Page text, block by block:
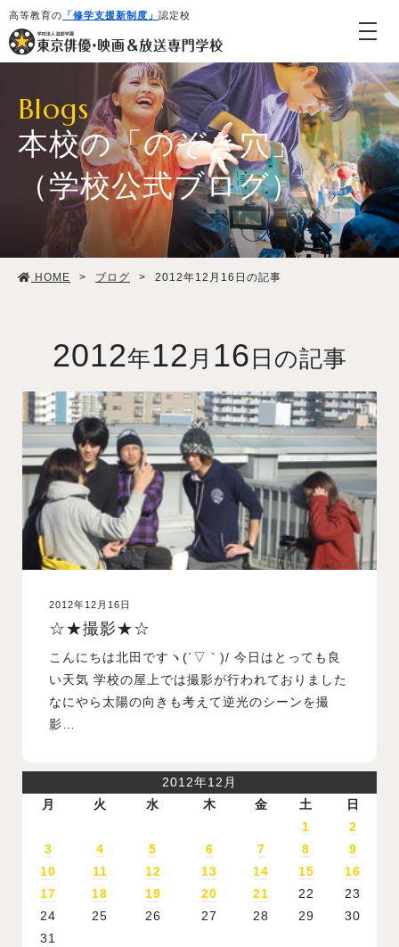
高等教育の 「修学支援新制度」 認定校
学校紹介・教育システム
学生生活
就職・デビュー
入試案内
学校情報
オープンキャンパス
訪問者別メニュー
Blogs
本校の「のぞき穴」
（学校公式ブログ）
HOME > ブログ > 2012年12月16日の記事
2012年12 月 16 日の記事
2012年12月16日
☆★撮影★☆
こんにちは北田ですヽ(´▽｀)/ 今日はとっても良
い天気 学校の屋上では撮影が行われておりました
なにやら太陽の向きも考えて逆光のシーンを撮
影…
2012年12月
月
火 水 木 金 土 日
1
2
3
4 5 6 7 8
9
10
11 12 13 14 15
16
17
18 19 20 21 22
23
24
25 26 27 28 29
30
31